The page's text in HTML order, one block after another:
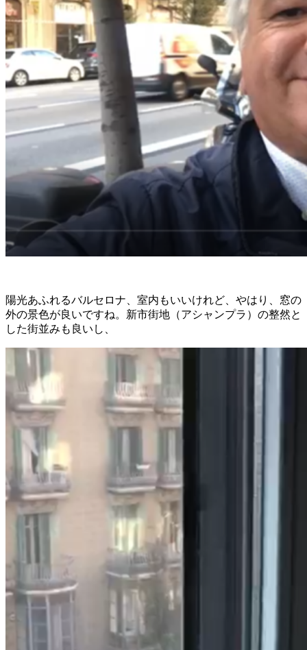
陽光あふれるバルセロナ、室内もいいけれど、やはり、窓の
外の景色が良いですね。新市街地（アシャンプラ）の整然と
した街並みも良いし、